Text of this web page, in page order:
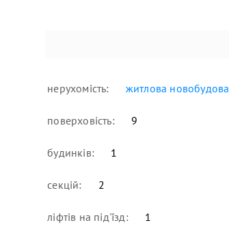
нерухомість: житлова новобудова
поверховість: 9
будинків: 1
секцій: 2
ліфтів на під'їзд: 1